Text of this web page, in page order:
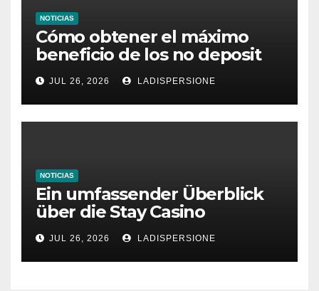
NOTICIAS
Cómo obtener el máximo
beneficio de los no deposit
bonus codes de roby casino
JUL 26, 2026 LADISPERSIONE
NOTICIAS
Ein umfassender Überblick
über die Stay Casino
Bonusbedingungen
JUL 26, 2026 LADISPERSIONE